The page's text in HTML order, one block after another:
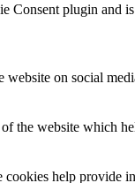
plugin and
on social
the website which
help provide